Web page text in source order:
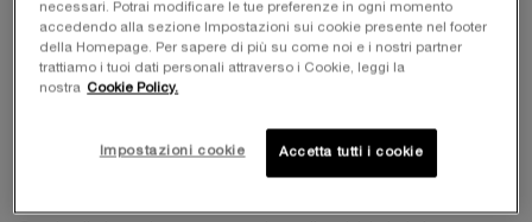
Uniformità del tono
- alcuni sieri riducono visibilmente le
macchie scure e le discromie
Riduzione delle rughe- le formulazioni anti-age favoriscono
il rinnovamento cellulare e la riduzione delle rughe;
rossori, e sensazione di fastidio;
Miglioramento della texture cutanea- i sieri con peptidi
necessari. Potrai modificare le tue preferenze in ogni momento
accedendo alla sezione Impostazioni sui cookie presente nel footer
della Homepage. Per sapere di più su come noi e i nostri partner
trattiamo i tuoi dati personali attraverso i Cookie, leggi la
nostra Cookie Policy.
Impostazioni cookie Accetta tutti i cookie